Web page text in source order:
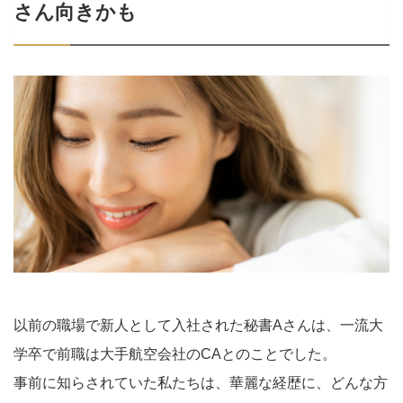
さん向きかも
以前の職場で新人として入社された秘書Aさんは、一流大
学卒で前職は大手航空会社のCAとのことでした。
事前に知らされていた私たちは、華麗な経歴に、どんな方